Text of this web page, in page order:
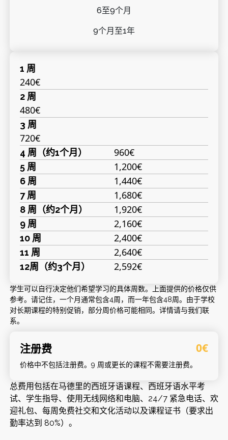
6至9个月
9个月至1年
1 周
240€
2 周
480€
3 周
720€
4 周（约1个月） 960€
5 周 1,200€
6 周 1,440€
7 周 1,680€
8 周（约2个月） 1,920€
9 周 2,160€
10 周 2,400€
11 周 2,640€
12周（约3个月） 2,592€
学生可以自行决定他们希望学习的具体周数。上面提供的价格仅供
参考。请记住，一个月通常包含4周，而一年包含48周。由于学校
对长期课程的特别促销，部分周价格可能相同。详情请与我们联
系。
注册费 0€
价格中不包括注册费。9 周或更长的课程不需要注册费。
总费用包括在马德里的西班牙语课程、西班牙语水平考
试、学生指导、使用无线网络和电脑、24/7 紧急电话、欢
迎礼包、每周免费社交和文化活动以及课程证书（要求出
勤率达到 80%）。